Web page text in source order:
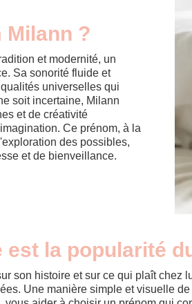
Milann ?
et modernité, un
Sa sonorité fluide et
universelles qui
soit incertaine, Milann
et de créativité
Ce prénom, à la
des possibles,
et de bienveillance.
est la popularité
son histoire et sur ce qui plaît
Une manière simple et visuelle